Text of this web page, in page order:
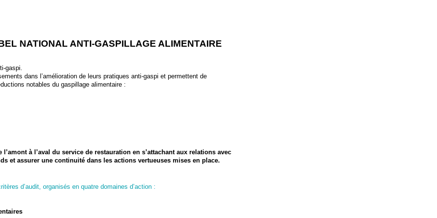
NATIONAL ANTI-GASPILLAGE ALIMENTAIRE
gaspi.
dans l’amélioration de leurs pratiques anti-gaspi et permettent de
notables du gaspillage alimentaire :
à l’aval du service de restauration en s’attachant aux relations avec
et assurer une continuité dans les actions vertueuses mises en place.
d’audit, organisés en quatre domaines d’action :